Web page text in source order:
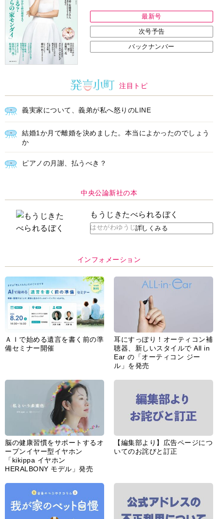
最新号
次号予告
バックナンバー
注目トピ
義実家について、義弟が私へ怒りのLINE
結婚1か月で離婚を決めました。本当によかったのでしょう
か
ピアノの月謝、払うべき？
中央公論新社の本
もうじきたべられるぼく
はせがわゆうじ 作詳しくみる
インフォメーション
ＡＩで始める遺言を書く前の準
備セミナー開催
耳にすっぽり！オーティコン補
聴器、新しいスタイルで All in
Ear の「オーティコン ジー
ル」を発売
脳の健康習慣をサポートするオ
ープンイヤー型イヤホン
「kikippa イヤホン
HERALBONY モデル」発売
【編集部より】広告ページにつ
いてのお詫びと訂正